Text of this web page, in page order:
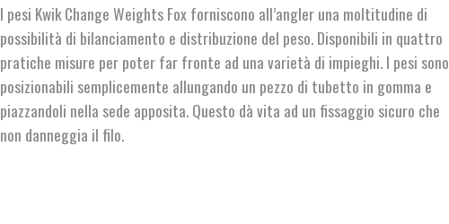
quantità
I pesi Kwik Change Weights Fox forniscono all’angler una moltitudine di
possibilità di bilanciamento e distribuzione del peso. Disponibili in quattro
pratiche misure per poter far fronte ad una varietà di impieghi. I pesi sono
posizionabili semplicemente allungando un pezzo di tubetto in gomma e
piazzandoli nella sede apposita. Questo dà vita ad un fissaggio sicuro che
non danneggia il filo.